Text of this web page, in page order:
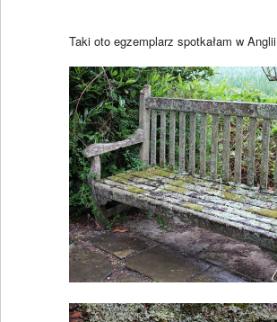
Taki oto egzemplarz spotkałam w Anglii